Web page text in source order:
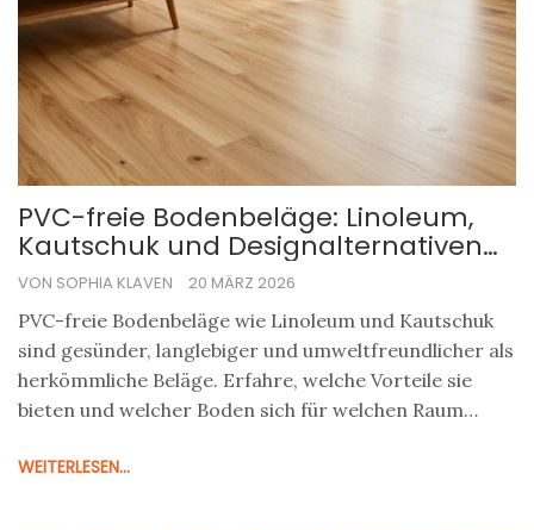
PVC-freie Bodenbeläge: Linoleum,
Kautschuk und Designalternativen
im Vergleich
VON SOPHIA KLAVEN 20 MÄRZ 2026
PVC-freie Bodenbeläge wie Linoleum und Kautschuk
sind gesünder, langlebiger und umweltfreundlicher als
herkömmliche Beläge. Erfahre, welche Vorteile sie
bieten und welcher Boden sich für welchen Raum
WEITERLESEN...